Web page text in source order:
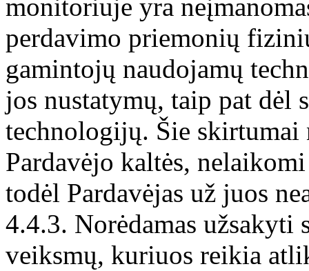
monitoriuje yra
perdavimo priemonių
gamintojų naudojamų
jos nustatymų, taip pat dėl
technologijų. Šie skirtumai
Pardavėjo kaltės,
todėl Pardavėjas už juos
4.4.3. Norėdamas
veiksmų, kuriuos reikia